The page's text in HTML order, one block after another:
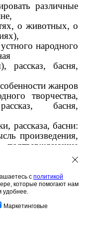
различные
о животных, о
народного
рассказ, басня,
жанров
творчества,
басня,
рассказа, басни:
произведения,
его поступки,
алгоритму,
событий
называть
находить в
в переносном
слова
для
с политикой
которые помогают нам
удобнее.
Маркетинговые